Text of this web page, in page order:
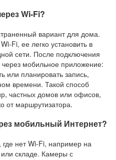
Wi-Fi?
вариант для дома.
Fi, ее легко установить в
сети. После подключения
мобильное приложение:
или планировать запись,
времени. Такой способ
частных домов или офисов,
от маршрутизатора.
мобильный Интернет?
где нет Wi-Fi, например на
складе. Камеры с